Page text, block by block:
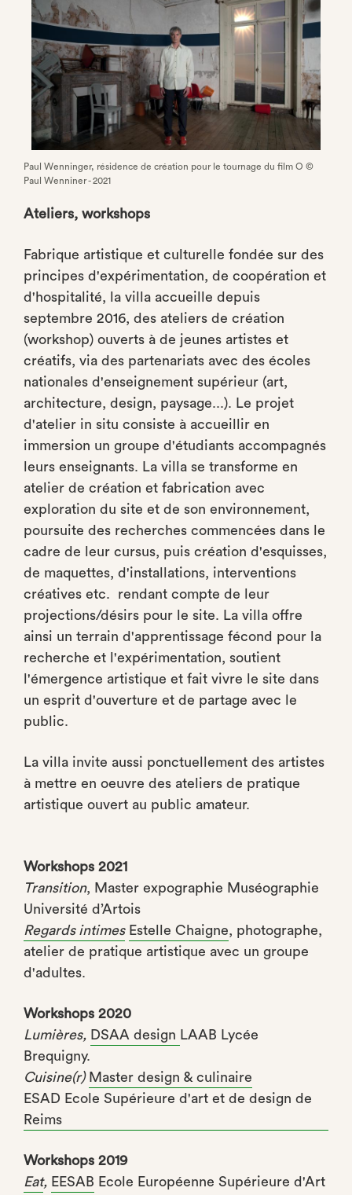
Paul Wenninger, résidence de création pour le tournage du film O ©
Paul Wenniner - 2021
Ateliers, workshops
Fabrique artistique et culturelle fondée sur des
principes d'expérimentation, de coopération et
d'hospitalité, la villa accueille depuis
septembre 2016, des ateliers de création
(workshop) ouverts à de jeunes artistes et
créatifs, via des partenariats avec des écoles
nationales d'enseignement supérieur (art,
architecture, design, paysage...). Le projet
d'atelier in situ consiste à accueillir en
immersion un groupe d'étudiants accompagnés
leurs enseignants. La villa se transforme en
atelier de création et fabrication avec
exploration du site et de son environnement,
poursuite des recherches commencées dans le
cadre de leur cursus, puis création d'esquisses,
de maquettes, d'installations, interventions
créatives etc. rendant compte de leur
projections/désirs pour le site. La villa offre
ainsi un terrain d'apprentissage fécond pour la
recherche et l'expérimentation, soutient
l'émergence artistique et fait vivre le site dans
un esprit d'ouverture et de partage avec le
public.
La villa invite aussi ponctuellement des artistes
à mettre en oeuvre des ateliers de pratique
artistique ouvert au public amateur.
Workshops 2021
Transition, Master expographie Muséographie
Université d’Artois
Regards intimes Estelle Chaigne, photographe,
atelier de pratique artistique avec un groupe
d'adultes.
Workshops 2020
Lumières, DSAA design LAAB Lycée
Brequigny.
Cuisine(r) Master design & culinaire
ESAD Ecole Supérieure d'art et de design de
Reims
Workshops 2019
Eat, EESAB Ecole Européenne Supérieure d'Art